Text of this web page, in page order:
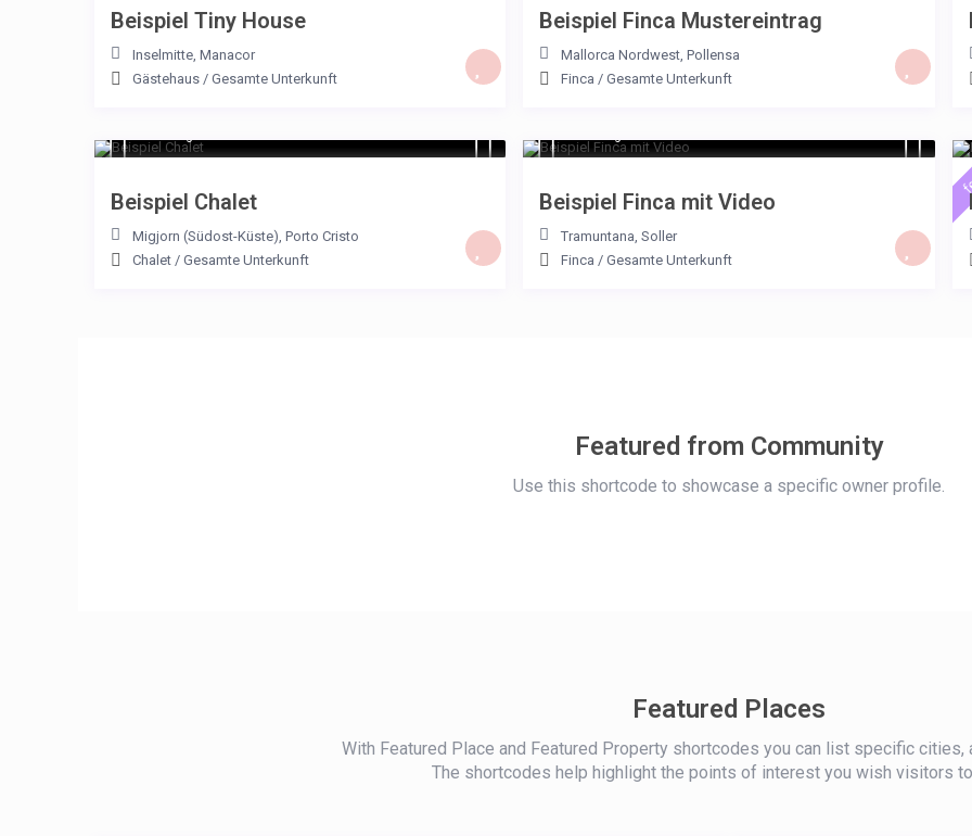
Beispiel Tiny House
Inselmitte, Manacor
Gästehaus / Gesamte Unterkunft
Beispiel Finca Mustereintrag
Mallorca Nordwest,Pollensa
Finca /Gesamte Unterkunft
Beispiel Chalet
Migjorn (Südost-Küste), Porto Cristo
Chalet / Gesamte Unterkunft
Beispiel Finca mit Video
Tramuntana,Soller
Finca /Gesamte Unterkunft
Featured from Community
Use this shortcode to showcase a specific owner profile.
Featured Places
With Featured Place and Featured Property shortcodes you can list specific cities,
The shortcodes help highlight the points of interest you wish visitors